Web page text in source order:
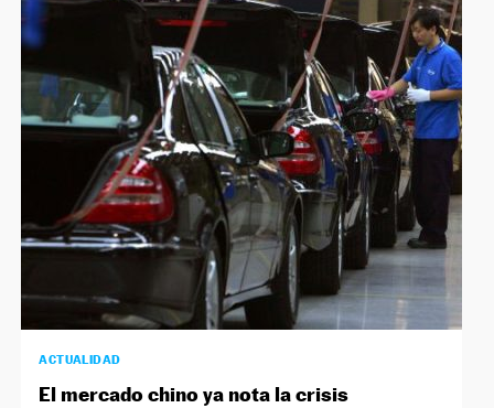
ACTUALIDAD
El mercado chino ya nota la crisis